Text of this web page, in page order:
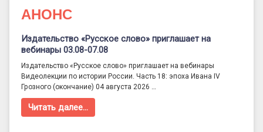
АНОНС
Издательство «Русское слово» приглашает на
вебинары 03.08-07.08
Издательство «Русское слово» приглашает на вебинары
Видеолекции по истории России. Часть 18: эпоха Ивана IV
Грозного (окончание) 04 августа 2026 …
Читать далее…